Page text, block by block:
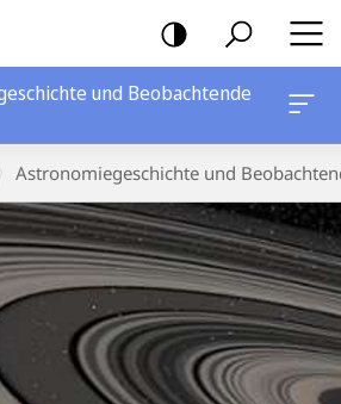
und Beobachtende
Astronomiegeschichte und